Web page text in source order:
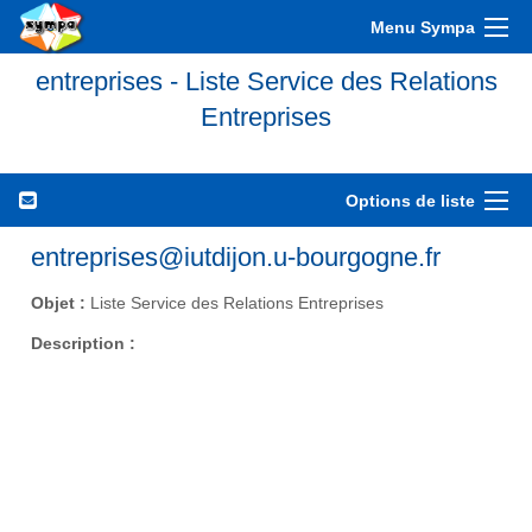
Menu Sympa
entreprises - Liste Service des Relations
Entreprises
Options de liste
entreprises@iutdijon.u-bourgogne.fr
Objet : Liste Service des Relations Entreprises
Description :